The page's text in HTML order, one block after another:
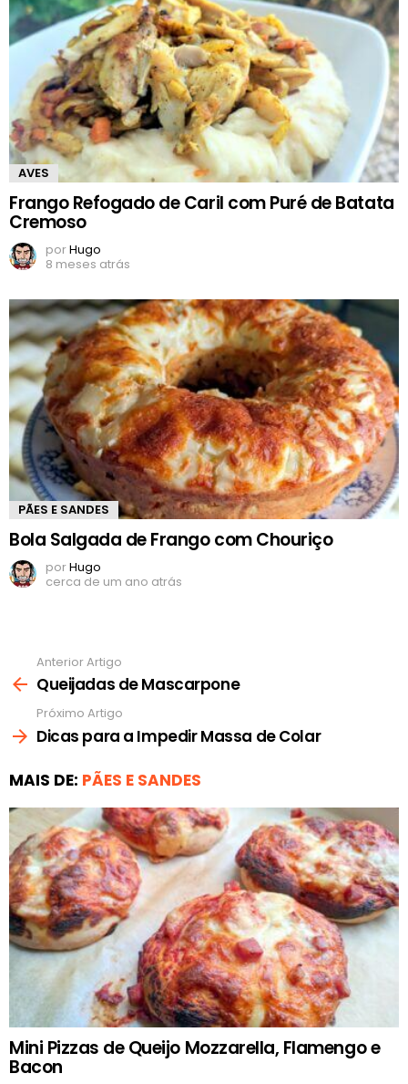
AVES
Frango Refogado de Caril com Puré de Batata
Cremoso
porHugo
8 meses atrás
PÃES E SANDES
Bola Salgada de Frango com Chouriço
porHugo
cerca de um ano atrás
mais
Anterior Artigo
Queijadas de Mascarpone
Próximo Artigo
Dicas para a Impedir Massa de Colar
MAIS DE: PÃES E SANDES
Mini Pizzas de Queijo Mozzarella, Flamengo e
Bacon